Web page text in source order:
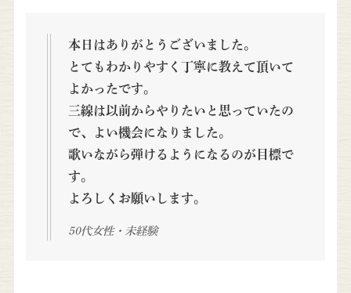
本日はありがとうございました。
とてもわかりやすく丁寧に教えて頂いて
よかったです。
三線は以前からやりたいと思っていたの
で、よい機会になりました。
歌いながら弾けるようになるのが目標で
す。
よろしくお願いします。
50代女性・未経験